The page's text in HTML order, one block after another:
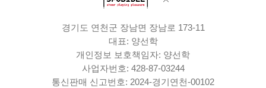
경기도 연천군 장남면 장남로 173-11
대표: 양선학
개인정보 보호책임자: 양선학
사업자번호: 428-87-03244
통신판매 신고번호: 2024-경기연천-00102